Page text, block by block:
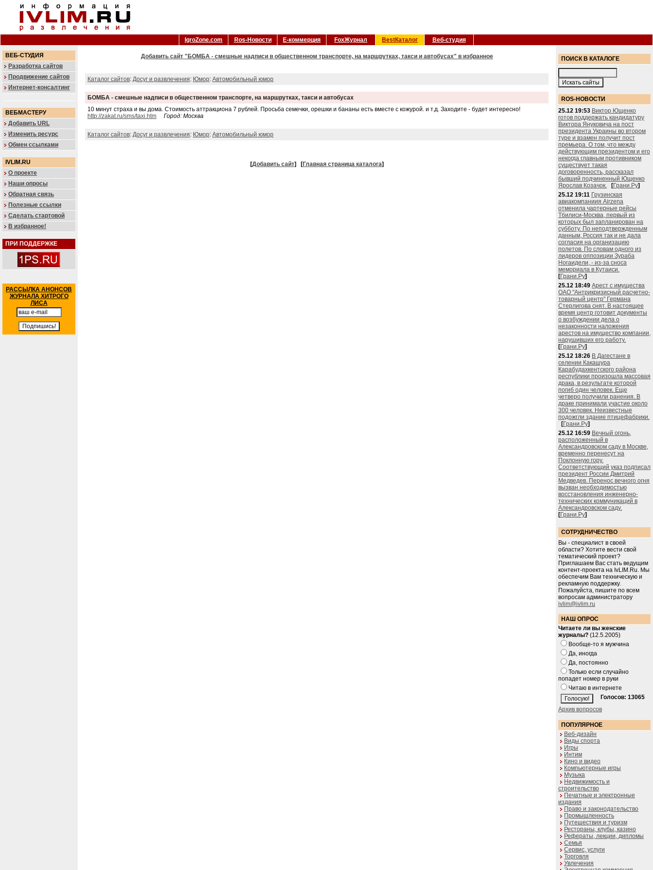
IgroZone.com Ros-Новости Е-коммерция FoxЖурнал BestКаталог Веб-студия
ВЕБ-СТУДИЯ
Разработка сайтов
Продвижение сайтов
Интернет-консалтинг
ВЕБМАСТЕРУ
Добавить URL
Изменить ресурс
Обмен ссылками
IVLIM.RU
О проекте
Наши опросы
Обратная связь
Полезные ссылки
Сделать стартовой
В избранное!
ПРИ ПОДДЕРЖКЕ
РАССЫЛКА АНОНСОВ
ЖУРНАЛА ХИТРОГО
ЛИСА
Добавить сайт "БОМБА - смешные надписи в общественном транспорте, на маршрутках, такси и автобусах" в избранное
Каталог сайтов: Досуг и развлечения: Юмор: Автомобильный юмор
БОМБА - смешные надписи в общественном транспорте, на маршрутках, такси и автобусах
10 минут страха и вы дома. Стоимость аттракциона 7 рублей. Просьба семечки, орешки и бананы есть вместе с кожурой. и т.д. Заходите - будет интересно!
http://zakat.ru/sms/taxi.htm
Город: Москва
Каталог сайтов: Досуг и развлечения: Юмор: Автомобильный юмор
[Добавить сайт] [Главная страница каталога]
ПОИСК В КАТАЛОГЕ
ROS-НОВОСТИ
25.12 19:53 Виктор Ющенко
готов поддержать кандидатуру
Виктора Януковича на пост
президента Украины во втором
туре и взамен получит пост
премьера. О том, что между
действующим президентом и его
некогда главным противником
существует такая
договоренность, рассказал
бывший подчиненный Ющенко
Ярослав Козачок.
[Грани.Ру]
25.12 19:11 Грузинская
авиакомпаниия Airzena
отменила чартерные рейсы
Тбилиси-Москва, первый из
которых был запланирован на
субботу. По неподтвержденным
данным, Россия так и не дала
согласия на организацию
полетов. По словам одного из
лидеров оппозиции Зураба
Ногаидели, - из-за сноса
мемориала в Кутаиси.
[Грани.Ру]
25.12 18:49 Арест с имущества
ОАО "Антрикризисный расчетно-
товарный центр" Германа
Стерлигова снят. В настоящее
время центр готовит документы
о возбуждении дела о
незаконности наложения
арестов на имущество компании,
нарушивших его работу.
[Грани.Ру]
25.12 18:26 В Дагестане в
селении Какашура
Карабудахкентского района
республики произошла массовая
драка, в результате которой
погиб один человек. Еще
четверо получили ранения. В
драке принимали участие около
300 человек. Неизвестные
подожгли здание птицефабрики.
[Грани.Ру]
25.12 16:59 Вечный огонь,
расположенный в
Александровском саду в Москве,
временно перенесут на
Поклонную гору.
Соответствующий указ подписал
президент России Дмитрий
Медведев. Перенос вечного огня
вызван необходимостью
восстановления инженерно-
технических коммуникаций в
Александровском саду.
[Грани.Ру]
СОТРУДНИЧЕСТВО
Вы - специалист в своей
области? Хотите вести свой
тематический проект?
Приглашаем Вас стать ведущим
контент-проекта на IvLIM.Ru. Мы
обеспечим Вам техническую и
рекламную поддержку.
Пожалуйста, пишите по всем
вопросам администратору
ivlim@ivlim.ru
НАШ ОПРОС
Читаете ли вы женские
журналы? (12.5.2005)
Вообще-то я мужчина
Да, иногда
Да, постоянно
Только если случайно
попадет номер в руки
Читаю в интернете
Голосов: 13065
Архив вопросов
ПОПУЛЯРНОЕ
Веб-дизайн
Виды спорта
Игры
Интим
Кино и видео
Компьютерные игры
Музыка
Недвижимость и
строительство
Печатные и электронные
издания
Право и законодательство
Промышленность
Путешествия и туризм
Рестораны, клубы, казино
Рефераты, лекции, дипломы
Семья
Сервис, услуги
Торговля
Увлечения